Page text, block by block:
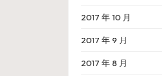
2017 年 10 月
2017 年 9 月
2017 年 8 月